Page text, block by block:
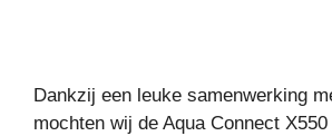
Dankzij een leuke samenwerking
mochten wij de Aqua Connect